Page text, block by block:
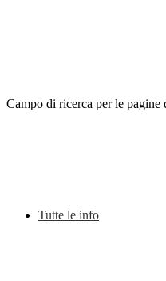
Campo di ricerca per le pagine
Tutte le info